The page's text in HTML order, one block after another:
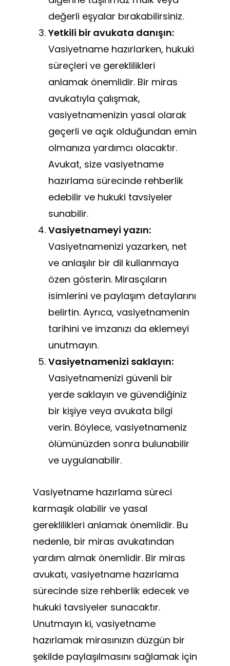
değerli eşyalar bırakabilirsiniz.
Yetkili bir avukata danışın:
Vasiyetname hazırlarken, hukuki
süreçleri ve gereklilikleri
anlamak önemlidir. Bir miras
avukatıyla çalışmak,
vasiyetnamenizin yasal olarak
geçerli ve açık olduğundan emin
olmanıza yardımcı olacaktır.
Avukat, size vasiyetname
hazırlama sürecinde rehberlik
edebilir ve hukuki tavsiyeler
sunabilir.
Vasiyetnameyi yazın:
Vasiyetnamenizi yazarken, net
ve anlaşılır bir dil kullanmaya
özen gösterin. Mirasçıların
isimlerini ve paylaşım detaylarını
belirtin. Ayrıca, vasiyetnamenin
tarihini ve imzanızı da eklemeyi
unutmayın.
Vasiyetnamenizi saklayın:
Vasiyetnamenizi güvenli bir
yerde saklayın ve güvendiğiniz
bir kişiye veya avukata bilgi
verin. Böylece, vasiyetnameniz
ölümünüzden sonra bulunabilir
ve uygulanabilir.
Vasiyetname hazırlama süreci
karmaşık olabilir ve yasal
gereklilikleri anlamak önemlidir. Bu
nedenle, bir miras avukatından
yardım almak önemlidir. Bir miras
avukatı, vasiyetname hazırlama
sürecinde size rehberlik edecek ve
hukuki tavsiyeler sunacaktır.
Unutmayın ki, vasiyetname
hazırlamak mirasınızın düzgün bir
şekilde paylaşılmasını sağlamak için